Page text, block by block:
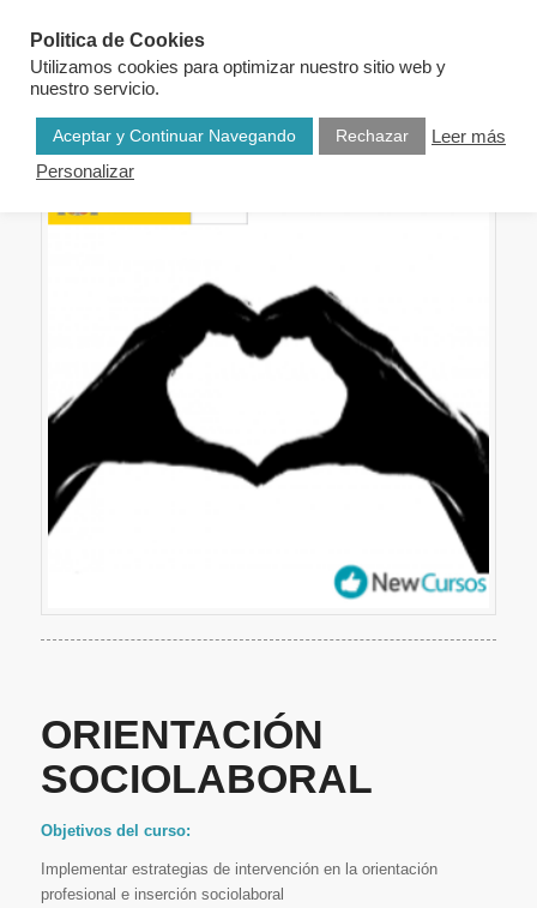
ORIENTACIÓN
SOCIOLABORAL
Objetivos del curso:
Implementar estrategias de intervención en la orientación
profesional e inserción sociolaboral
Politica de Cookies
Utilizamos cookies para optimizar nuestro sitio web y
nuestro servicio.
Aceptar y Continuar Navegando Rechazar
Leer más
Personalizar